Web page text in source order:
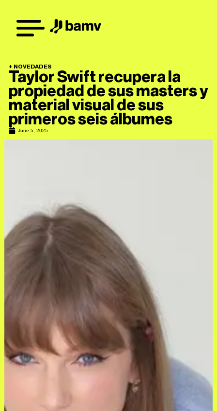
+ NOVEDADES
Taylor Swift recupera la
propiedad de sus masters y
material visual de sus
primeros seis álbumes
June 5, 2025